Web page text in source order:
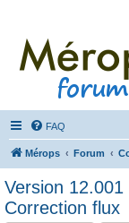
FAQ
Mérops Forum
Version
Correction flux